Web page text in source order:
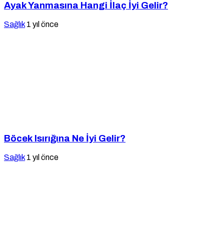
Ayak Yanmasına Hangi İlaç İyi Gelir?
Sağlık 1 yıl önce
Böcek Isırığına Ne İyi Gelir?
Sağlık 1 yıl önce